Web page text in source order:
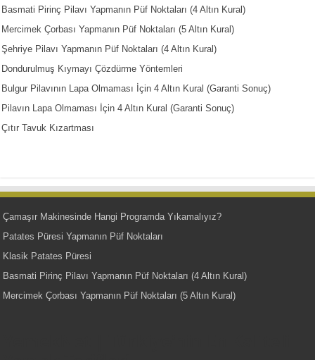
Basmati Pirinç Pilavı Yapmanın Püf Noktaları (4 Altın Kural)
Mercimek Çorbası Yapmanın Püf Noktaları (5 Altın Kural)
Şehriye Pilavı Yapmanın Püf Noktaları (4 Altın Kural)
Dondurulmuş Kıymayı Çözdürme Yöntemleri
Bulgur Pilavının Lapa Olmaması İçin 4 Altın Kural (Garanti Sonuç)
Pilavın Lapa Olmaması İçin 4 Altın Kural (Garanti Sonuç)
Çıtır Tavuk Kızartması
Çamaşır Makinesinde Hangi Programda Yıkamalıyız?
Patates Püresi Yapmanın Püf Noktaları
Klasik Patates Püresi
Basmati Pirinç Pilavı Yapmanın Püf Noktaları (4 Altın Kural)
Mercimek Çorbası Yapmanın Püf Noktaları (5 Altın Kural)